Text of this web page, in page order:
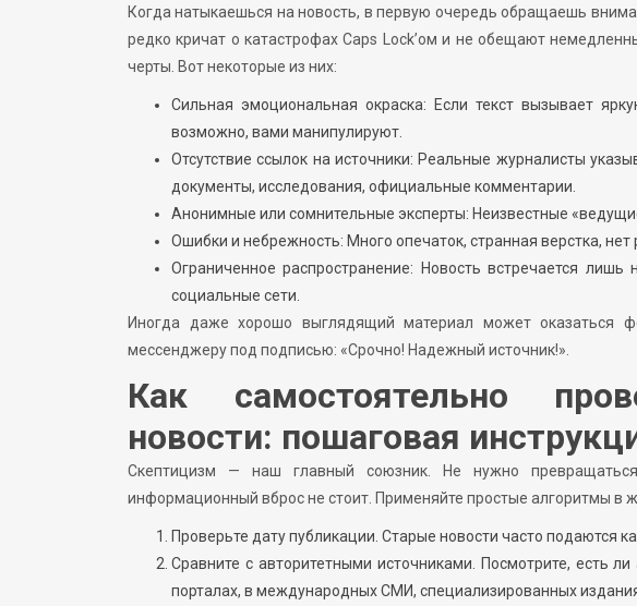
Когда натыкаешься на новость, в первую очередь обращаешь
редко кричат о катастрофах Caps Lock’ом и не обещают
черты. Вот некоторые из них:
Сильная эмоциональная окраска: Если текст вызывает
возможно, вами манипулируют.
Отсутствие ссылок на источники: Реальные журналисты
документы, исследования, официальные комментарии.
Анонимные или сомнительные эксперты: Неизвестные
Ошибки и небрежность: Много опечаток, странная верстка, нет
Ограниченное распространение: Новость встречается
социальные сети.
Иногда даже хорошо выглядящий материал может оказаться
мессенджеру под подписью: «Срочно! Надежный источник!».
Как самостоятельно
новости: пошаговая
Скептицизм — наш главный союзник. Не нужно
информационный вброс не стоит. Применяйте простые алгоритмы в
Проверьте дату публикации. Старые новости часто подаются
Сравните с авторитетными источниками. Посмотрите, есть
порталах, в международных СМИ, специализированных